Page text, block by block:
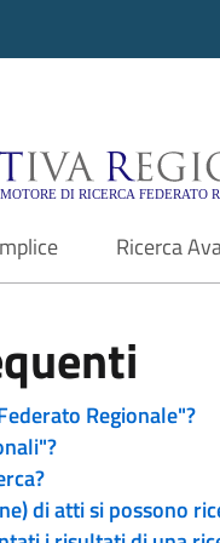
Ricerca
Regionale"?
di atti si possono